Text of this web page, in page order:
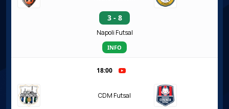
3 - 8
Napoli Futsal
INFO
18:00
CDM Futsal